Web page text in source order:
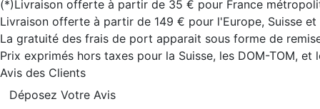
(*)Livraison offerte à partir de 35 € pour France
Livraison offerte à partir de 149 € pour l'Europe, Suisse et
La gratuité des frais de port apparait sous forme de
Prix exprimés hors taxes pour la Suisse, les DOM-TOM,
Avis des Clients
Déposez Votre Avis